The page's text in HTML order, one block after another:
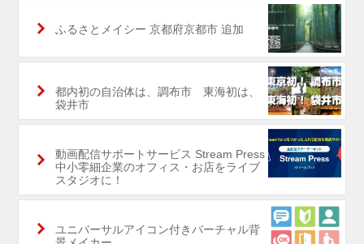
ふるさとメイシー 京都府京都市 追加
都内初の自治体は、調布市 東海初は、
袋井市
動画配信サポートサービス Stream Press
中小零細企業のオフィス・お店をライブ
スタジオに！
ユニバーサルアイコン付きバーチャル背